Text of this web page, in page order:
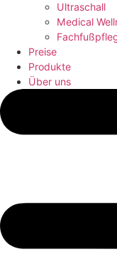
Ultraschall
Medical
Preise
Produkte
Über uns